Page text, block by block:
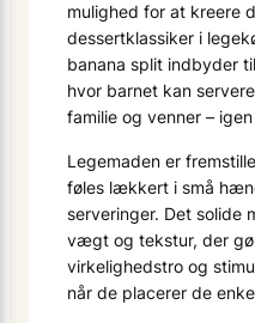
mulighed for at kreere
dessertklassiker i
banana split indbyder
hvor barnet kan
familie og venner –
Legemaden er
føles lækkert i små
serveringer. Det solide
vægt og tekstur, der
virkelighedstro og
når de placerer de